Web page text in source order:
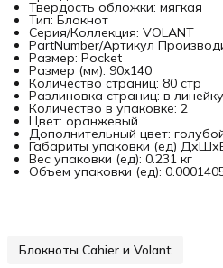
Твердость обложки: мягкая
Тип: Блокнот
Серия/Коллекция: VOLANT
PartNumber/Артикул
Размер: Pocket
Размер (мм): 90x140
Количество страниц: 80 стр
Разлиновка страниц: в линейку
Количество в упаковке: 2
Цвет: оранжевый
Дополнительный цвет:
Габариты упаковки (ед)
Вес упаковки (ед): 0.231 кг
Объем упаковки (ед):
Блокноты Cahier и Volant